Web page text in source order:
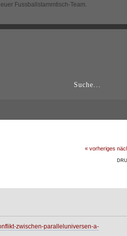
Fussballstammtisch-Team.
« vorheriges
zwischen-paralleluniversen-a-